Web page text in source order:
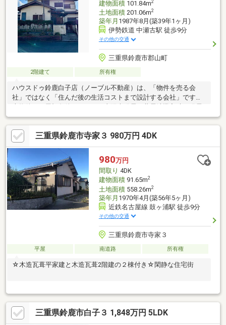
建物面積101.84m2
土地面積201.06m2
築年月 1987年8月(築39年1ヶ月)
伊勢鉄道 中瀬古駅 徒歩9分
その他の交通
三重県鈴鹿市郡山町
2階建て 所有権
ハウスドゥ鈴鹿白子店（ノーブル不動産）は、「物件を売る会
社」ではなく「住んだ後の生活コストまで設計する会社」です。
予測や光熱費削減シミュレーションをご提案。太陽光＋蓄電池の
活用により年間約15万～22万円の光熱費削減が期待できます（詳
しくは無料シミュレーションにて試算可能）「太陽の街」は、整
備された良好な住宅地街並みが美しく、落ち着いた住環境・公園
が近く、子どもの遊び場や散歩に便利・計画的な道路配置で、抜
け道になりにくく安心・小学校まで徒歩5分・伊勢鉄道「中瀬古」
駅まで徒歩圏内
三重県鈴鹿市寺家３ 980万円 4DK
980万円
間取り 4DK
建物面積91.65m2
土地面積558.26m2
築年月 1970年4月(築56年5ヶ月)
近鉄名古屋線 鼓ヶ浦駅 徒歩9分
その他の交通
三重県鈴鹿市寺家３
平屋 南道路 所有権
☆木造瓦葺平家建と木造瓦葺2階建の２棟付き☆閑静な住宅街
三重県鈴鹿市白子３ 1,848万円 5LDK